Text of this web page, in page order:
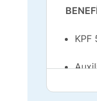
KPF